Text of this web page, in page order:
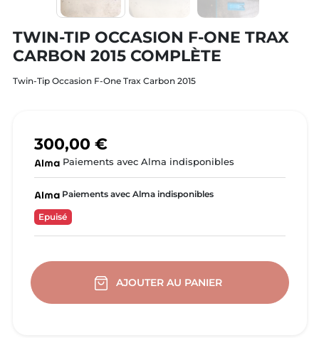
TWIN-TIP OCCASION F-ONE TRAX
CARBON 2015 COMPLÈTE
Twin-Tip Occasion F-One Trax Carbon 2015
300,00 €
Paiements avec Alma indisponibles
Paiements avec Alma indisponibles
Epuisé
AJOUTER AU PANIER